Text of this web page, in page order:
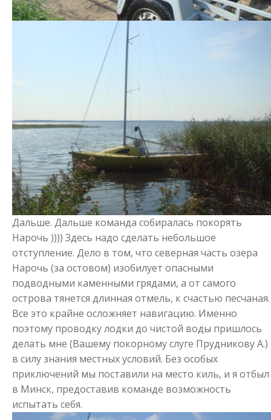
Дальше. Дальше команда собиралась покорять
Нарочь )))) Здесь надо сделать небольшое
отступление. Дело в том, что северная часть озера
Нарочь (за остовом) изобилует опасными
подводными каменными грядами, а от самого
острова тянется длинная отмель, к счастью песчаная.
Все это крайне осложняет навигацию. Именно
поэтому проводку лодки до чистой воды пришлось
делать мне (Вашему покорному слуге Прудникову А.)
в силу знания местных условий. Без особых
приключений мы поставили на место киль, и я отбыл
в Минск, предоставив команде возможность
испытать себя.